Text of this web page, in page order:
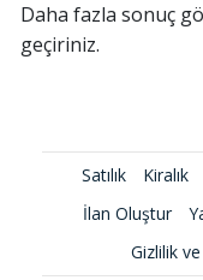
Daha fazla sonuç
geçiriniz.
Satılık Kiralık
İlan Oluştur
Gizlilik